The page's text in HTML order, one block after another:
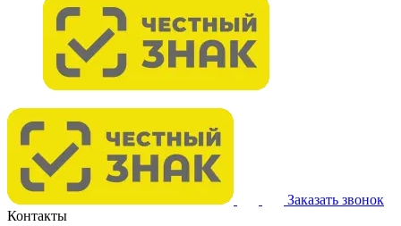
Заказать звонок
Контакты